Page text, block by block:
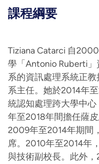
課程綱要
Tiziana Catarci 自
學「Antonio Ruberti
系的資訊處理系統正
系主任。她於2014年
統認知處理跨大學中
年至2018年間擔任薩
2009年至2014年期間
席。2010年至2014年
與技術副校長。此外